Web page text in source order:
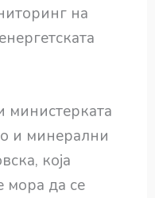
на
министерката
и минерални
која
мора да се